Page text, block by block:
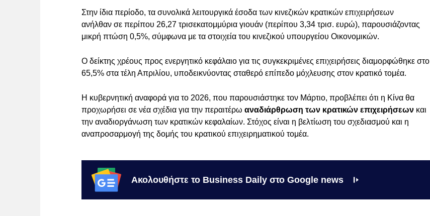
Στην ίδια περίοδο, τα συνολικά λειτουργικά έσοδα των κινεζικών κρατικών επιχειρήσεων
ανήλθαν σε περίπου 26,27 τρισεκατομμύρια γιουάν (περίπου 3,34 τρισ. ευρώ), παρουσιάζοντας
μικρή πτώση 0,5%, σύμφωνα με τα στοιχεία του κινεζικού υπουργείου Οικονομικών.
Ο δείκτης χρέους προς ενεργητικό κεφάλαιο για τις συγκεκριμένες επιχειρήσεις διαμορφώθηκε στο
65,5% στα τέλη Απριλίου, υποδεικνύοντας σταθερό επίπεδο μόχλευσης στον κρατικό τομέα.
Η κυβερνητική αναφορά για το 2026, που παρουσιάστηκε τον Μάρτιο, προβλέπει ότι η Κίνα θα
προχωρήσει σε νέα σχέδια για την περαιτέρω αναδιάρθρωση των κρατικών επιχειρήσεων και
την αναδιοργάνωση των κρατικών κεφαλαίων. Στόχος είναι η βελτίωση του σχεδιασμού και η
αναπροσαρμογή της δομής του κρατικού επιχειρηματικού τομέα.
Ακολουθήστε το Business Daily στο Google news